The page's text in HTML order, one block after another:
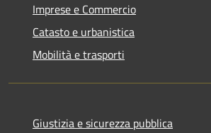
Imprese e Commercio
Catasto e urbanistica
Mobilità e trasporti
Giustizia e sicurezza pubblica